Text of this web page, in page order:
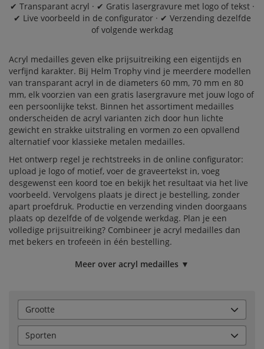
✔ Transparant acryl · ✔ Gratis lasergravure met logo of tekst ·
✔ Live voorbeeld in de configurator · ✔ Verzending dezelfde
of volgende werkdag
Acryl medailles geven elke prijsuitreiking een eigentijds en
verfijnd karakter. Bij Helm Trophy vind je meerdere modellen
van transparant acryl in de diameters 60 mm, 70 mm en 80
mm, elk voorzien van een gratis lasergravure met jouw logo of
een persoonlijke tekst. Binnen het assortiment medailles
onderscheiden de acryl varianten zich door hun lichte
gewicht en strakke uitstraling en vormen zo een opvallend
alternatief voor klassieke metalen medailles.
Het ontwerp regel je rechtstreeks in de online configurator:
upload je logo of motief, voer de graveertekst in, voeg
desgewenst een koord toe en bekijk het resultaat via het live
voorbeeld. Vervolgens plaats je direct je bestelling, zonder
apart proefdruk. Productie en verzending vinden doorgaans
plaats op dezelfde of de volgende werkdag. Plan je een
volledige prijsuitreiking? Combineer je acryl medailles dan
met bekers en trofeeën in één bestelling.
Meer over acryl medailles ▼
Grootte
Sporten